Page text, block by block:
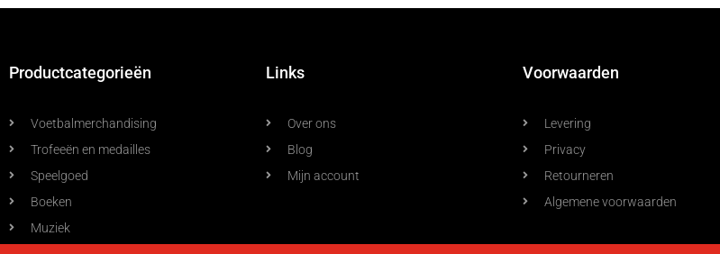
Productcategorieën
Voetbalmerchandising
Trofeeën en medailles
Speelgoed
Boeken
Muziek
Links
Over ons
Blog
Mijn account
Voorwaarden
Levering
Privacy
Retourneren
Algemene voorwaarden